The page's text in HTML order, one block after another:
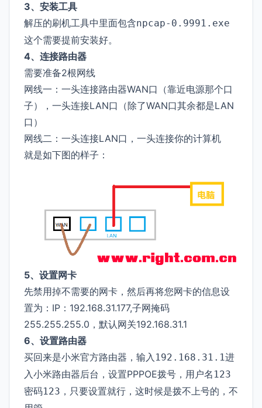
3、安装工具
解压的刷机工具中里面包含npcap-0.9991.exe
这个需要提前安装好。
4、连接路由器
需要准备2根网线
网线一：一头连接路由器WAN口（靠近电源那个口
子），一头连接LAN口（除了WAN口其余都是LAN
口）
网线二：一头连接LAN口，一头连接你的计算机
就是如下图的样子：
5、设置网卡
先禁用掉不需要的网卡，然后再将您网卡的信息设
置为：IP：192.168.31.177,子网掩码
255.255.255.0，默认网关192.168.31.1
6、设置路由器
买回来是小米官方路由器，输入 192.168.31.1进
入小米路由器后台，设置PPPOE拨号，用户名 123
密码123 ，只要设置就行，这时候是拨不上号的，不